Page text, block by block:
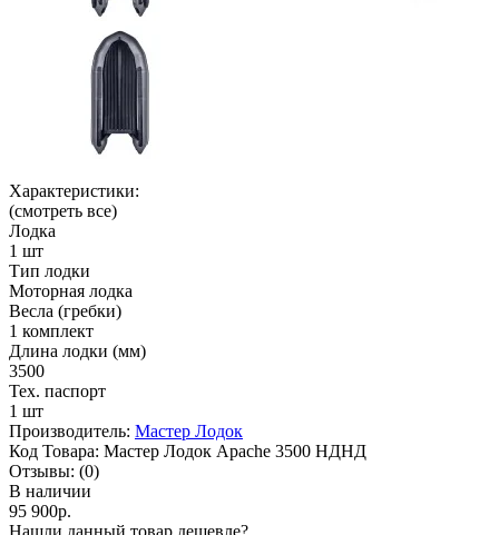
Характеристики:
(смотреть все)
Лодка
1 шт
Тип лодки
Моторная лодка
Весла (гребки)
1 комплект
Длина лодки (мм)
3500
Тех. паспорт
1 шт
Производитель: Мастер Лодок
Код Товара: Мастер Лодок Apache 3500 НДНД
Отзывы: (0)
В наличии
95 900р.
Нашли данный товар дешевле?